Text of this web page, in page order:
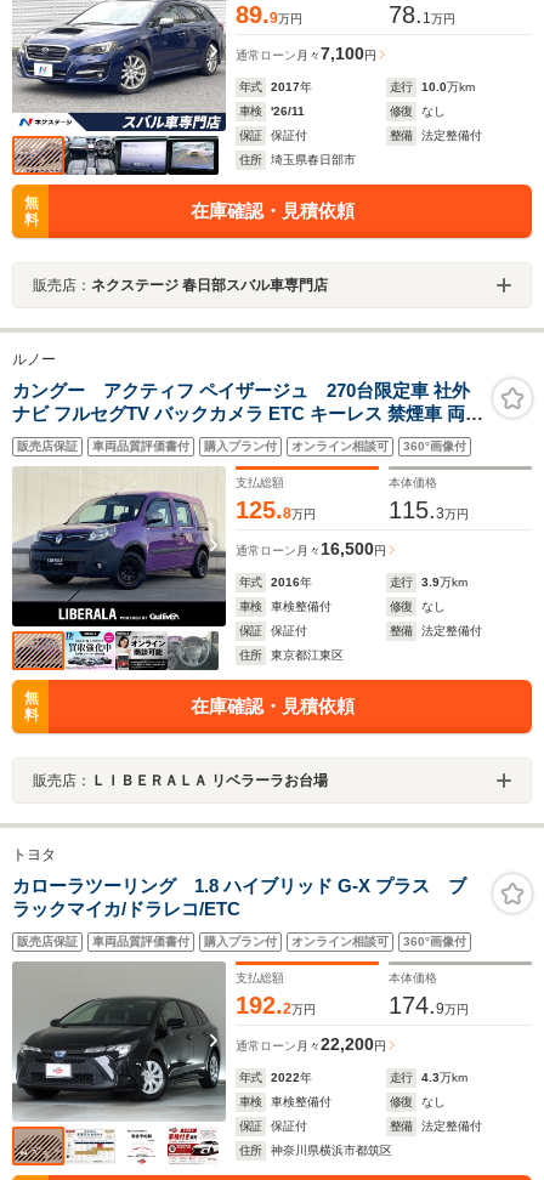
89.9万円 78. 1万円
通常ローン 月々7,100円
年式 2017年 走行 10.0万km
車検
'26/11 修復
なし
保証
保証付 整備
法定整備付
住所
埼玉県春日部市
無
料
在庫確認・見積依頼
販売店： ネクステージ 春日部スバル車専門店
ルノー
カングー アクティフ ペイザージュ 270台限定車 社外
ナビ フルセグTV バックカメラ ETC キーレス 禁煙車 両側
スライドドア オートエアコン Bluetooth機能搭載 前後ド
ラレコ CD
販売店保証 車両品質評価書付 購入プラン付 オンライン相談可 360°画像付
支払総額
125.8万円
本体価格
115.3万円
通常ローン 月々 16,500円
年式 2016年 走行 3.9万km
車検
車検整備付 修復
なし
保証
保証付 整備
法定整備付
住所
東京都江東区
無
料
在庫確認・見積依頼
販売店： ＬＩＢＥＲＡＬＡ リベラーラお台場
トヨタ
カローラツーリング 1.8 ハイブリッド G-X プラス ブ
ラックマイカ/ドラレコ/ETC
販売店保証 車両品質評価書付 購入プラン付 オンライン相談可 360°画像付
支払総額
192.2万円
本体価格
174.9万円
通常ローン 月々22,200円
年式 2022年 走行 4.3万km
車検
車検整備付 修復
なし
保証
保証付 整備
法定整備付
住所
神奈川県横浜市都筑区